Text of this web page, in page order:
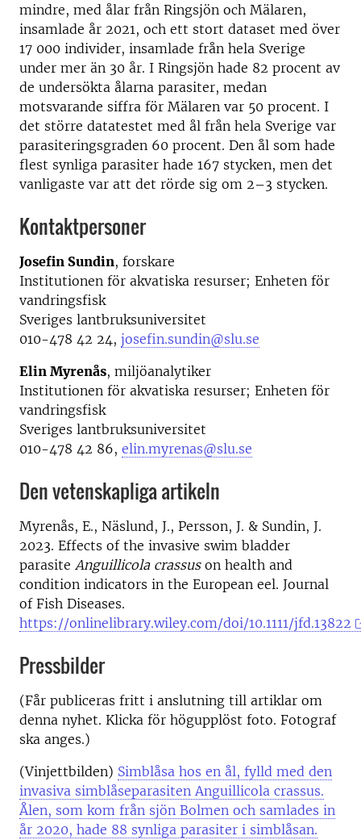
mindre, med ålar från Ringsjön och Mälaren,
insamlade år 2021, och ett stort dataset med över
17 000 individer, insamlade från hela Sverige
under mer än 30 år. I Ringsjön hade 82 procent av
de undersökta ålarna parasiter, medan
motsvarande siffra för Mälaren var 50 procent. I
det större datatestet med ål från hela Sverige var
parasiteringsgraden 60 procent. Den ål som hade
flest synliga parasiter hade 167 stycken, men det
vanligaste var att det rörde sig om 2–3 stycken.
Kontaktpersoner
Josefin Sundin, forskare
Institutionen för akvatiska resurser; Enheten för
vandringsfisk
Sveriges lantbruksuniversitet
010-478 42 24, josefin.sundin@slu.se
Elin Myrenås, miljöanalytiker
Institutionen för akvatiska resurser; Enheten för
vandringsfisk
Sveriges lantbruksuniversitet
010-478 42 86, elin.myrenas@slu.se
Den vetenskapliga artikeln
Myrenås, E., Näslund, J., Persson, J. & Sundin, J.
2023. Effects of the invasive swim bladder
parasite Anguillicola crassuson health and
condition indicators in the European eel. Journal
of Fish Diseases.
https://onlinelibrary.wiley.com/doi/10.1111/jfd.13822
Pressbilder
(Får publiceras fritt i anslutning till artiklar om
denna nyhet. Klicka för högupplöst foto. Fotograf
ska anges.)
(Vinjettbilden) Simblåsa hos en ål, fylld med den
invasiva simblåseparasiten Anguillicola crassus.
Ålen, som kom från sjön Bolmen och samlades in
år 2020, hade 88 synliga parasiter i simblåsan.